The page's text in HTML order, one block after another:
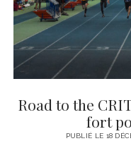
Road to the
fort
PUBLIÉ LE 18